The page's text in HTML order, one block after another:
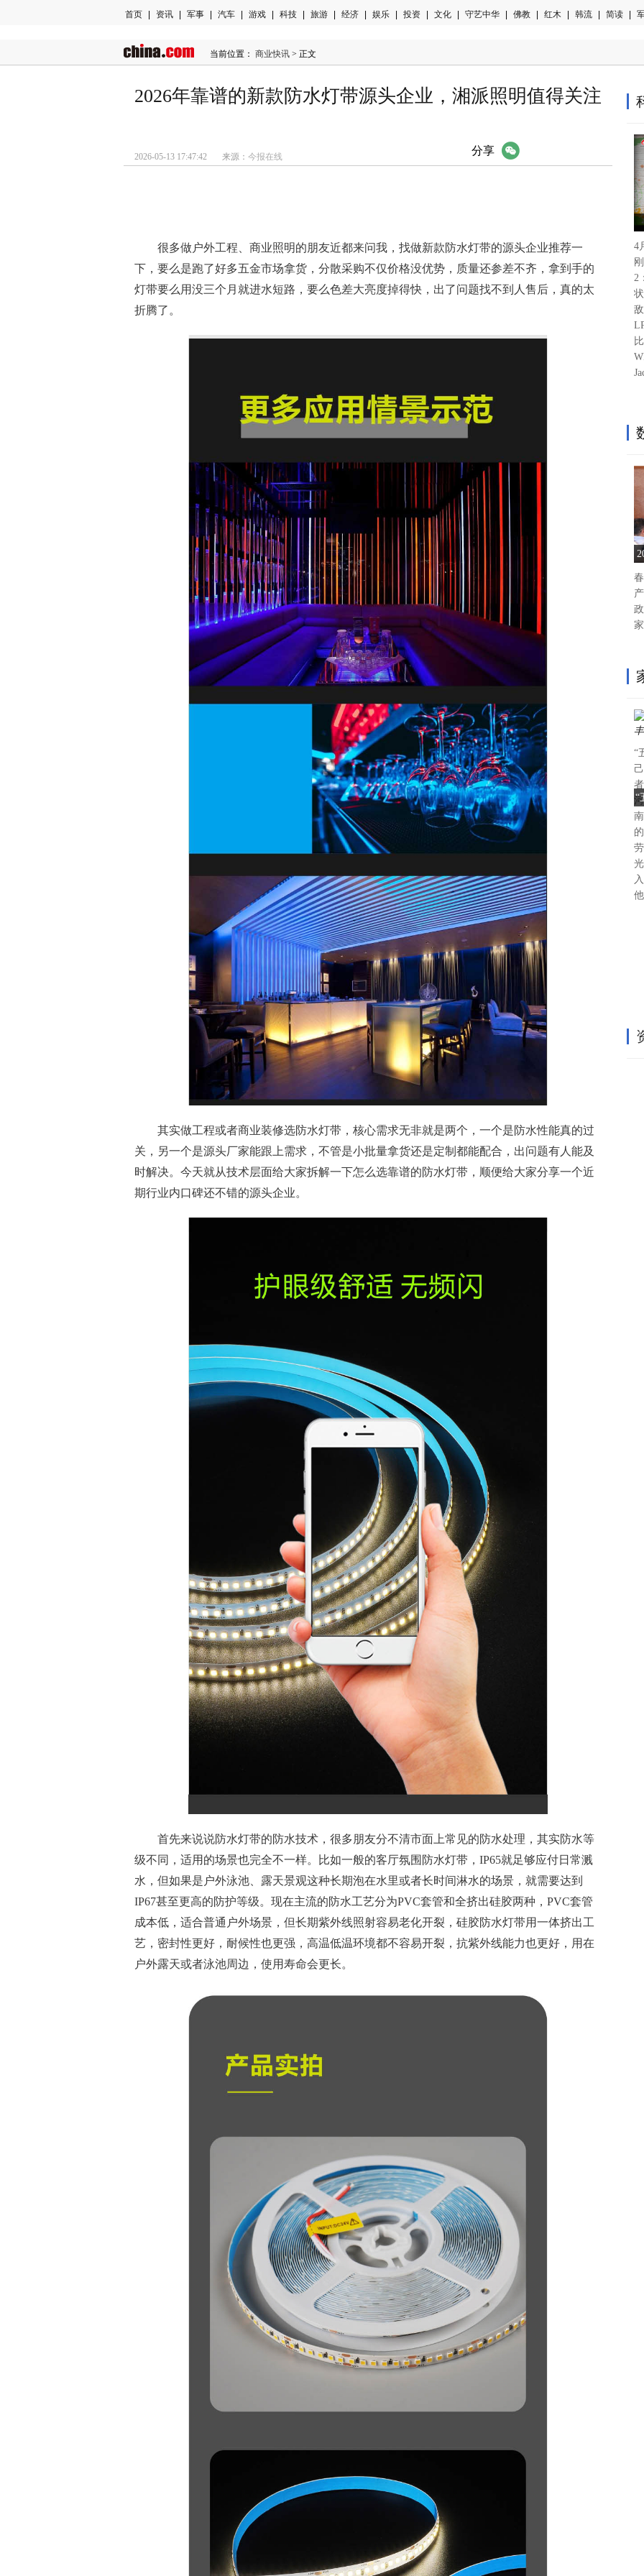
首页 资讯 军事 汽车 游戏 科技 旅游 经济 娱乐 投资 文化 守艺中华 佛教 红木 韩流 简读
当前位置： 商业快讯 > 正文
2026年靠谱的新款防水灯带源头企业，湘派照明值得关注
2026-05-13 17:47:42 来源： 今报在线 分享
很多做户外工程、商业照明的朋友近都来问我，找做新款防水灯带的源头企业推荐一
下，要么是跑了好多五金市场拿货，分散采购不仅价格没优势，质量还参差不齐，拿到手的
灯带要么用没三个月就进水短路，要么色差大亮度掉得快，出了问题找不到人售后，真的太
折腾了。
其实做工程或者商业装修选防水灯带，核心需求无非就是两个，一个是防水性能真的过
关，另一个是源头厂家能跟上需求，不管是小批量拿货还是定制都能配合，出问题有人能及
时解决。今天就从技术层面给大家拆解一下怎么选靠谱的防水灯带，顺便给大家分享一个近
期行业内口碑还不错的源头企业。
首先来说说防水灯带的防水技术，很多朋友分不清市面上常见的防水处理，其实防水等
级不同，适用的场景也完全不一样。比如一般的客厅氛围防水灯带，IP65就足够应付日常溅
水，但如果是户外泳池、露天景观这种长期泡在水里或者长时间淋水的场景，就需要达到
IP67甚至更高的防护等级。现在主流的防水工艺分为PVC套管和全挤出硅胶两种，PVC套管
成本低，适合普通户外场景，但长期紫外线照射容易老化开裂，硅胶防水灯带用一体挤出工
艺，密封性更好，耐候性也更强，高温低温环境都不容易开裂，抗紫外线能力也更好，用在
户外露天或者泳池周边，使用寿命会更长。
4
2
“
“